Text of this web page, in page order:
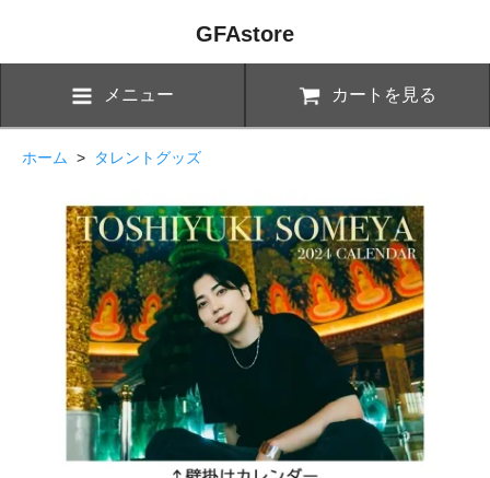
GFAstore
メニュー カートを見る
ホーム > タレントグッズ